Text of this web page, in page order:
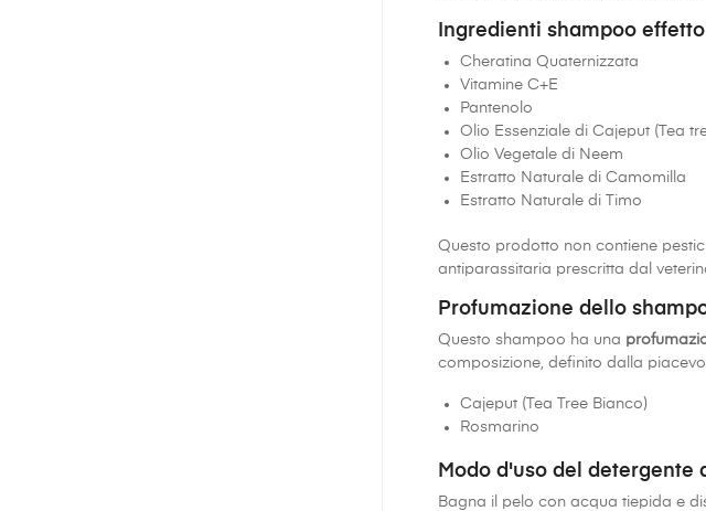
Ingredienti shampoo
Cheratina Quaternizzata
Vitamine C+E
Pantenolo
Olio Essenziale di Cajeput (Tea
Olio Vegetale di Neem
Estratto Naturale di Camomilla
Estratto Naturale di Timo
Questo prodotto non contiene
antiparassitaria prescritta dal
Profumazione dello
Questo shampoo ha una
composizione, definito dalla
Cajeput (Tea Tree Bianco)
Rosmarino
Modo d'uso del detergente
Bagna il pelo con acqua tiepida e